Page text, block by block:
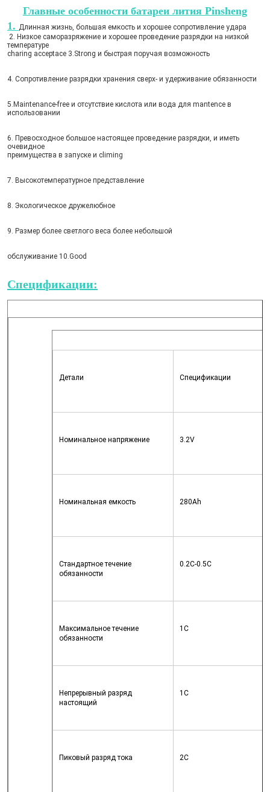
Главные особенности батареи лития Pinsheng
1. Длинная жизнь, большая емкость и хорошее сопротивление удара
2. Низкое саморазряжение и хорошее проведение разрядки на низкой
температуре
charing acceptace 3.Strong и быстрая поручая возможность
4. Сопротивление разрядки хранения сверх- и удерживание обязанности
5.Maintenance-free и отсутствие кислота или вода для mantence в
использовании
6. Превосходное большое настоящее проведение разрядки, и иметь
очевидное
преимущества в запуске и climing
7. Высокотемпературное представление
8. Экологическое дружелюбное
9. Размер более светлого веса более небольшой
обслуживание 10.Good
Спецификации:
Детали Спецификации
Номинальное напряжение 3.2V
Номинальная емкость 280Ah
Стандартное течение
обязанности
0.2C-0.5C
Максимальное течение
обязанности
1C
Непрерывный разряд
настоящий
1C
Пиковый разряд тока 2C